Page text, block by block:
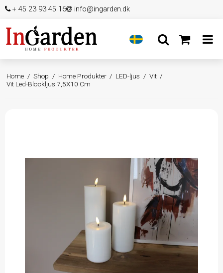
+ 45 23 93 45 16 info@ingarden.dk
Home / Shop / Home Produkter / LED-ljus / Vit /
Vit Led-Blockljus 7,5X10 Cm